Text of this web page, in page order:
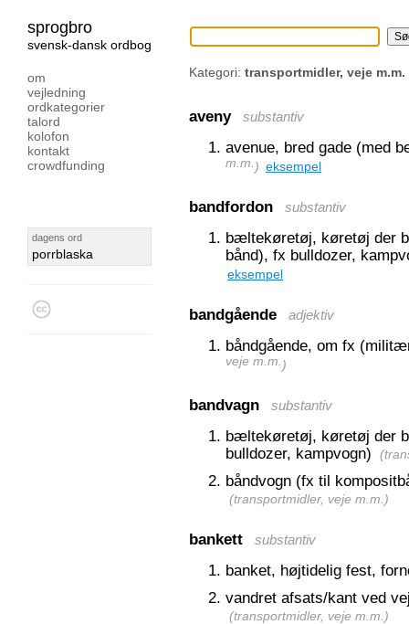
sprogbro
svensk-dansk ordbog
om
vejledning
ordkategorier
talord
kolofon
kontakt
crowdfunding
dagens ord
porrblaska
Kategori: transportmidler, veje m.m.
aveny substantiv
avenue, bred gade (med
m.m. ) eksempel
bandfordon substantiv
bæltekøretøj, køretøj der
bånd), fx bulldozer,
eksempel
bandgående adjektiv
båndgående, om fx
veje m.m. )
bandvagn substantiv
bæltekøretøj, køretøj der
bulldozer, kampvogn)
(
båndvogn (fx til
(transportmidler, veje m.m. )
bankett substantiv
banket, højtidelig fest,
vandret afsats/kant ved
(transportmidler, veje m.m. )